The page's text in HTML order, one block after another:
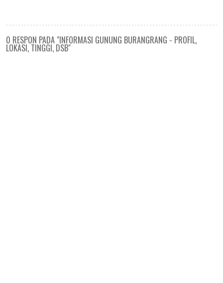
0 RESPON PADA "INFORMASI GUNUNG BURANGRANG - PROFIL,
LOKASI, TINGGI, DSB"